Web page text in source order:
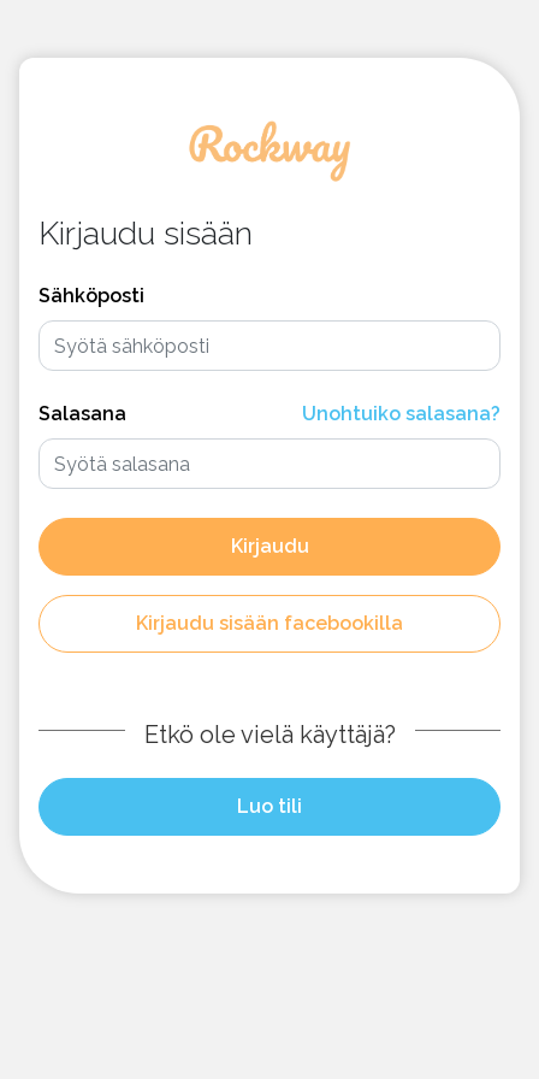
Kirjaudu sisään
Sähköposti
Salasana Unohtuiko salasana?
Kirjaudu
Kirjaudu sisään facebookilla
Etkö ole vielä käyttäjä?
Luo tili